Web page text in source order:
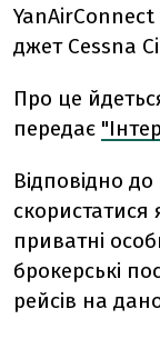
YanAirConnect
джет Cessna
Про це
передає
Відповідно
скористатися
приватні
брокерські
рейсів на